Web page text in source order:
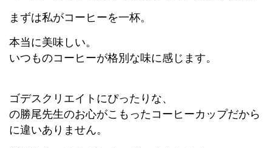
まずは私がコーヒーを一杯。
本当に美味しい。
いつものコーヒーが格別な味に感じます。
ゴデスクリエイトにぴったりな、
の勝尾先生のお心がこもったコーヒーカップだから
に違いありません。